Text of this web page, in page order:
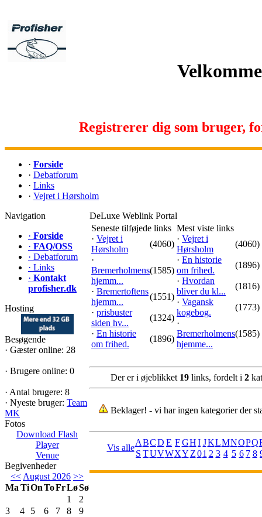
Registrerer dig som bruger,
· Forside
· Debatforum
· Links
· Vejret i Hørsholm
Navigation
· Forside
· FAQ/OSS
· Debatforum
· Links
· Kontakt
profisher.dk
Hosting
Besøgende
· Gæster online: 28
· Brugere online: 0
· Antal brugere: 8
· Nyeste bruger: Team
MK
Fotos
Download Flash
Player
Venue
Begivenheder
<< August 2026 >>
Ma TiOnToFrLøSø
1
2
3
4 5 6 7 8
9
DeLuxe Weblink Portal
Seneste tilføjede links
· Vejret i
Hørsholm
(4060)
·
Bremerholmens
hjemm...
(1585)
· Bremertoftens
hjemm...
(1551)
· prisbuster
siden hv...
(1324)
· En historie
om frihed.
(1896)
Mest viste links
· Vejret i
Hørsholm
(4060)
· En historie
om frihed.
(1896)
· Hvordan
bliver du kl...
(1816)
· Vagansk
kogebog.
(1773)
·
Bremerholmens
hjemme...
(1585)
Der er i øjeblikket 19links, fordelt i 2
Beklager! - vi har ingen kategorier der
Vis alle
ABCD E FGHI JKLMNOPQ
S TUVWXY Z01 2 3 4 5 6 7 8